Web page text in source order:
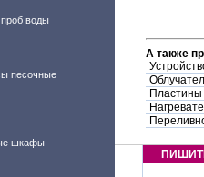
проб воды
песочные
шкафы
А также